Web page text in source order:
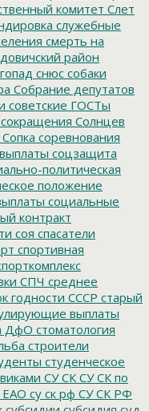
комитет Слет
служебные
смерть на
район
снюс собаки
Собрание депутатов
советские ГОСТы
сокращения Солнцев
Сопка соревнования
соцзащита
политическая
положение
социальные
контракт
соя спасатели
спортивная
СПЧ среднее
годности СССР старый
выплаты
ДфО стоматология
строители
студенческое
СУ СК СУ СК по
ЕАО су ск рф СУ СК РФ